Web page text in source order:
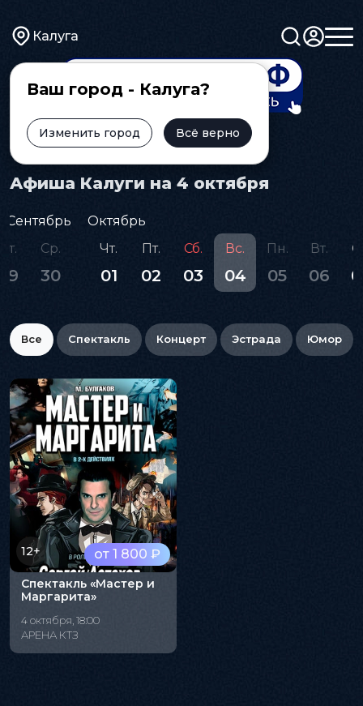
Калуга
Ваш город - Калуга?
Изменить город Всё верно
Главная Афиша
Афиша Калуги на 4 октября
Сентябрь
Вт.
Ср.
30
Октябрь
Чт.
01
Пт.
02
Сб.
03
Вс.
04
Пн.
05
Вт.
06
Все Спектакль Концерт Эстрада Юмор
от 1 800 ₽
12+
Спектакль «Мастер и
Маргарита»
4 октября, 18:00
АРЕНА КТЗ